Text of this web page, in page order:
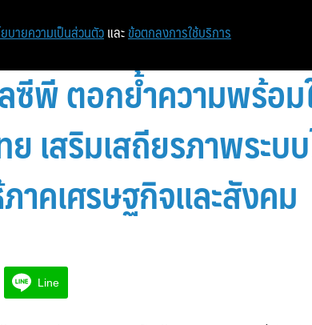
หน้าแรก ท่องเที่ยว
ซีพี ตอกย้ำความพร้อม
เสริมเสถียรภาพระ
าคเศรษฐกิจและสังคม
Line
ยบายความเป็นส่วนตัว และ ข้อตกลงการใช้บริการ